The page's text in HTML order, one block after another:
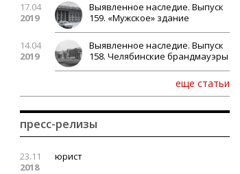
17.04
2019
Выявленное наследие. Выпуск
159. «Мужское» здание
14.04
2019
Выявленное наследие. Выпуск
158. Челябинские брандмауэры
еще статьи
пресс-релизы
23.11
2018
юрист